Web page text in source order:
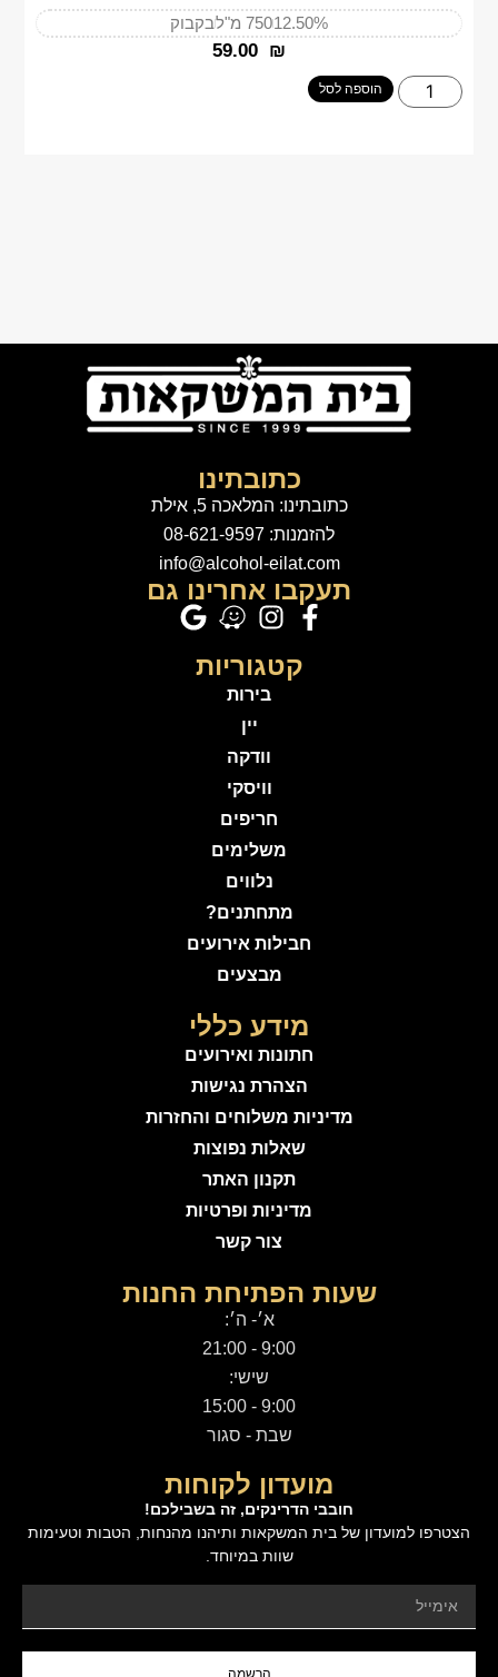
12.50%750 מ"ל בקבוק
‎59.00 ₪
הוספה לסל
כתובתינו
כתובתינו: המלאכה 5, אילת
להזמנות: 08-621-9597
info@alcohol-eilat.com
תעקבו אחרינו גם
קטגוריות
בירות
יין
וודקה
וויסקי
חריפים
משלימים
נלווים
מתחתנים?
חבילות אירועים
מבצעים
מידע כללי
חתונות ואירועים
הצהרת נגישות
מדיניות משלוחים והחזרות
שאלות נפוצות
תקנון האתר
מדיניות ופרטיות
צור קשר
שעות הפתיחת החנות
א׳- ה׳:
9:00 - 21:00
שישי:
9:00 - 15:00
שבת - סגור
מועדון לקוחות
חובבי הדרינקים, זה בשבילכם!
הצטרפו למועדון של בית המשקאות ותיהנו מהנחות, הטבות וטעימות
שוות במיוחד.
הרשמה